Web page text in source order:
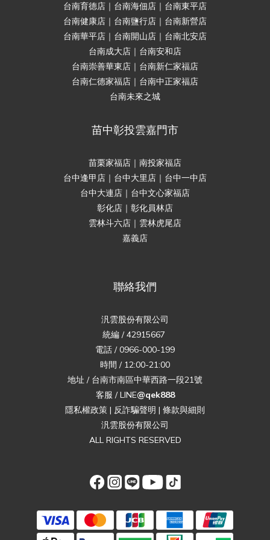
台南育德店｜台南海佃店｜台南東平店
台南健康店｜台南鹽行店｜台南新營店
台南華平店｜台南開山店｜台南北安店
台南成大店｜台南安和店
台南崇善華東店｜台南新仁家福店
台南仁德家福店｜台南中正家福店
台南未來之城
苗中彰投雲嘉門市
苗栗家福店｜南投家福店
台中逢甲店｜台中大里店｜台中一中店
台中大連店｜台中文心家福店
彰化店｜彰化員林店
雲林斗六店｜雲林虎尾店
嘉義店
聯絡我們
汎雲股份有限公司
統編 / 42915667
電話 / 0966-000-199
時間 / 12:00-21:00
地址 / 台南市南區中華西路一段21號
客服 / LINE@qek888
隱私權政策 | 反詐騙聲明 | 條款與細則
汎雲股份有限公司
ALL RIGHTS RESERVED